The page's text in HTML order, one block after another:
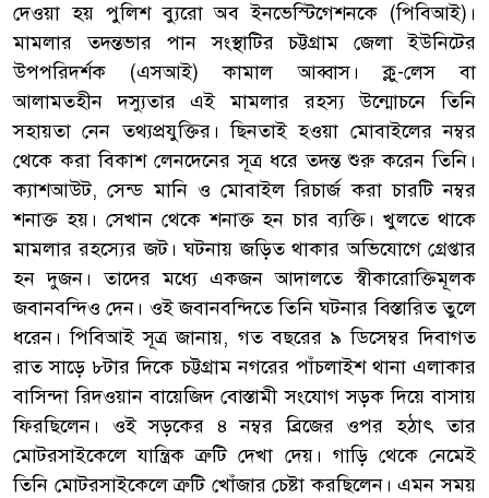
দেওয়া হয় পুলিশ ব্যুরো অব ইনভেস্টিগেশনকে (পিবিআই)।
মামলার তদন্তভার পান সংস্থাটির চট্টগ্রাম জেলা ইউনিটের
উপপরিদর্শক (এসআই) কামাল আব্বাস। ক্লু-লেস বা
আলামতহীন দস্যুতার এই মামলার রহস্য উন্মোচনে তিনি
সহায়তা নেন তথ্যপ্রযুক্তির। ছিনতাই হওয়া মোবাইলের নম্বর
থেকে করা বিকাশ লেনদেনের সূত্র ধরে তদন্ত শুরু করেন তিনি।
ক্যাশআউট, সেন্ড মানি ও মোবাইল রিচার্জ করা চারটি নম্বর
শনাক্ত হয়। সেখান থেকে শনাক্ত হন চার ব্যক্তি। খুলতে থাকে
মামলার রহস্যের জট। ঘটনায় জড়িত থাকার অভিযোগে গ্রেপ্তার
হন দুজন। তাদের মধ্যে একজন আদালতে স্বীকারোক্তিমূলক
জবানবন্দিও দেন। ওই জবানবন্দিতে তিনি ঘটনার বিস্তারিত তুলে
ধরেন। পিবিআই সূত্র জানায়, গত বছরের ৯ ডিসেম্বর দিবাগত
রাত সাড়ে ৮টার দিকে চট্টগ্রাম নগরের পাঁচলাইশ থানা এলাকার
বাসিন্দা রিদওয়ান বায়েজিদ বোস্তামী সংযোগ সড়ক দিয়ে বাসায়
ফিরছিলেন। ওই সড়কের ৪ নম্বর ব্রিজের ওপর হঠাৎ তার
মোটরসাইকেলে যান্ত্রিক ত্রুটি দেখা দেয়। গাড়ি থেকে নেমেই
তিনি মোটরসাইকেলে ত্রুটি খোঁজার চেষ্টা করছিলেন। এমন সময়